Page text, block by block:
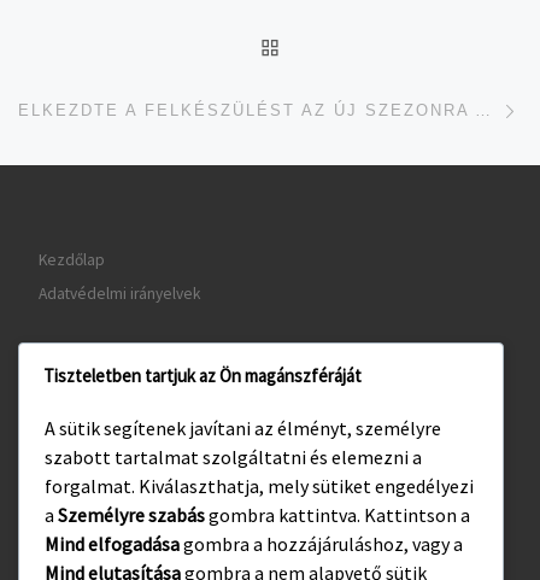
ELKEZDTE A FELKÉSZÜLÉST AZ ÚJ SZEZONRA A GYULAI KÉZILABDACSAPAT
Kezdőlap
Adatvédelmi irányelvek
www.visitgyula.com
www.gyulakult.hu
Tiszteletben tartjuk az Ön magánszféráját
A sütik segítenek javítani az élményt, személyre
szabott tartalmat szolgáltatni és elemezni a
forgalmat. Kiválaszthatja, mely sütiket engedélyezi
a Személyre szabásgombra kattintva. Kattintson a
Mind elfogadásagombra a hozzájáruláshoz, vagy a
Mind elutasításagombra a nem alapvető sütik